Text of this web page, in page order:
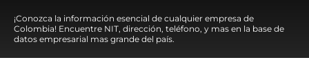
¡Conozca la información esencial de cualquier empresa de
Colombia! Encuentre NIT, dirección, teléfono, y mas en la base de
datos empresarial mas grande del país.